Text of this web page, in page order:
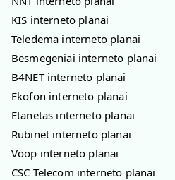
KIS interneto planai
Teledema interneto planai
Besmegeniai interneto planai
B4NET interneto planai
Ekofon interneto planai
Etanetas interneto planai
Rubinet interneto planai
Voop interneto planai
CSC Telecom interneto planai